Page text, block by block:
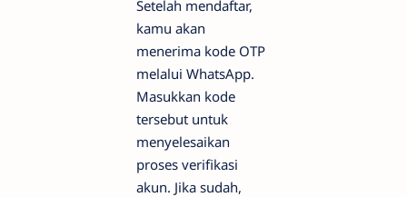
Setelah mendaftar,
kamu akan
menerima kode OTP
melalui WhatsApp.
Masukkan kode
tersebut untuk
menyelesaikan
proses verifikasi
akun. Jika sudah,